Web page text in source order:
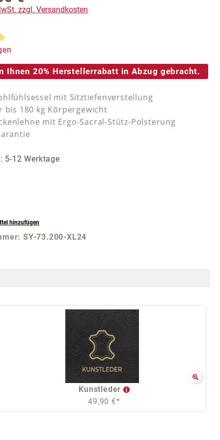
zzgl. Versandkosten
Bewertung von 5 von 5 Sternen
Ihnen 20% Herstellerrabatt in Abzug gebracht.
mit Sitztiefenverstellung
bis 180 kg Körpergewicht
mit Ergo-Sacral-Stütz-Polsterung
5-12 Werktage
hinzufügen
SY-73.200-XL24
Kunstleder
49,90 €*